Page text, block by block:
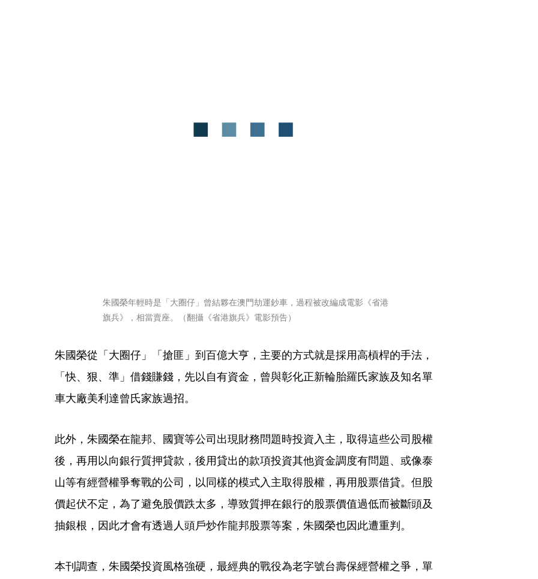
朱國榮年輕時是「大圈仔」曾結夥在澳門劫運鈔車，過程被改編成電影《省港
旗兵》，相當賣座。（翻攝《省港旗兵》電影預告）
朱國榮從「大圈仔」「搶匪」到百億大亨，主要的方式就是採用高槓桿的手法，
「快、狠、準」借錢賺錢，先以自有資金，曾與彰化正新輪胎羅氏家族及知名單
車大廠美利達曾氏家族過招。
此外，朱國榮在龍邦、國寶等公司出現財務問題時投資入主，取得這些公司股權
後，再用以向銀行質押貸款，後用貸出的款項投資其他資金調度有問題、或像泰
山等有經營權爭奪戰的公司，以同樣的模式入主取得股權，再用股票借貸。但股
價起伏不定，為了避免股價跌太多，導致質押在銀行的股票價值過低而被斷頭及
抽銀根，因此才會有透過人頭戶炒作龍邦股票等案，朱國榮也因此遭重判。
本刊調查，朱國榮投資風格強硬，最經典的戰役為老字號台壽保經營權之爭，單